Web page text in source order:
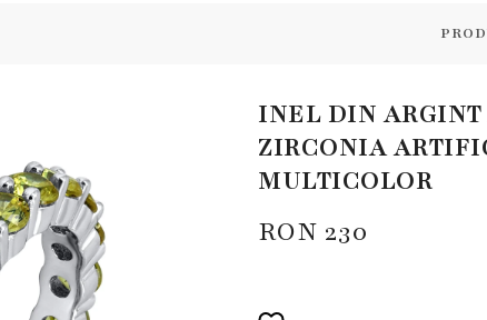
INEL DIN ARGINT
ZIRCONIA
MULTICOLOR
RON 230